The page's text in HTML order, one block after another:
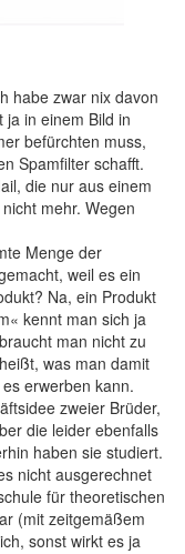
habe zwar nix davon
ja in einem Bild in
befürchten muss,
Spamfilter schafft.
die nur aus einem
mehr. Wegen
Menge der
weil es ein
Na, ein Produkt
kennt man sich ja
man nicht zu
was man damit
erwerben kann.
zweier Brüder,
die leider ebenfalls
haben sie studiert.
nicht ausgerechnet
für theoretischen
(mit zeitgemäßem
sonst wirkt es ja